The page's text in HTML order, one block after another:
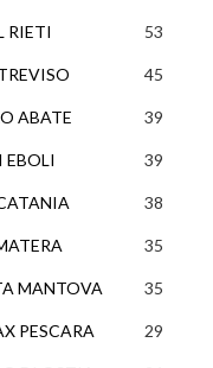
RIETI
ABATE
EBOLI
MANTOVA
PESCARA
53
45
39
39
38
35
35
29